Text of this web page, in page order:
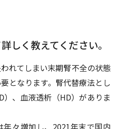
しく教えてください。
れてしまい末期腎不全の状態
となります。腎代替療法とし
）、血液透析（HD）がありま
々増加し、2021年末で国内